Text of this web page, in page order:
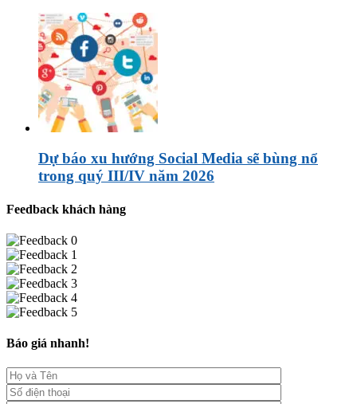
Dự báo xu hướng Social Media sẽ bùng nổ
trong quý III/IV năm 2026
Feedback khách hàng
Báo giá nhanh!